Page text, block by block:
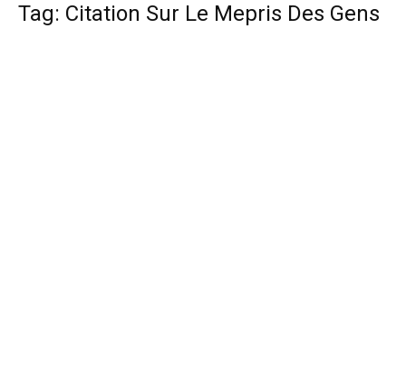
Tag: Citation Sur Le Mepris Des Gens